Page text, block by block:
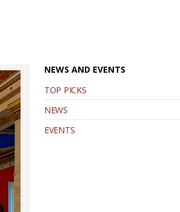
NEWS AND EVENTS
TOP PICKS
NEWS
EVENTS